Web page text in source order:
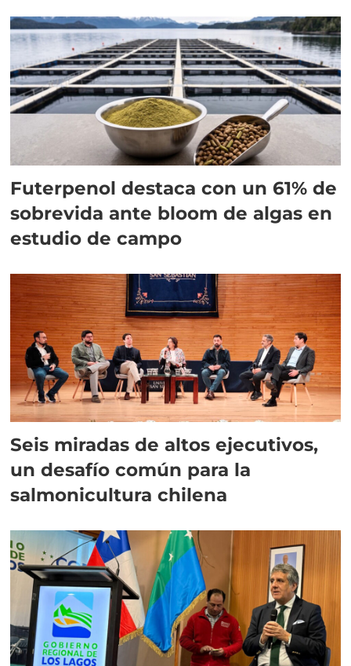
Futerpenol destaca con un 61% de
sobrevida ante bloom de algas en
estudio de campo
Seis miradas de altos ejecutivos,
un desafío común para la
salmonicultura chilena